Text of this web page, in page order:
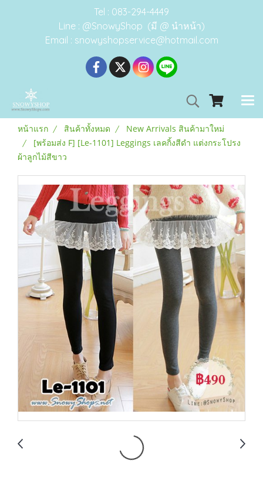
Tel : 083-294-4449
Line : @SnowyShop (มี @ นำหน้า)
Email : snowyshopservice@hotmail.com
หน้าแรก สินค้าทั้งหมด
New Arrivals สินค้ามาใหม่
[พร้อมส่ง F] [Le-1101] Leggings เลคกิ้งสีดำ แต่งกระโปรง
ผ้าลูกไม้สีขาว